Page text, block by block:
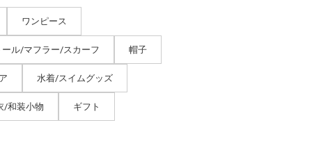
ワンピース
ール/マフラー/スカーフ 帽子
水着/スイムグッズ
/和装小物 ギフト